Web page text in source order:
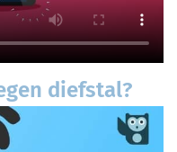
diefstal?